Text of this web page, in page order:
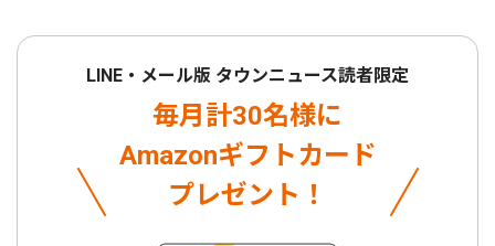
LINE・メール版 タウンニュース読者限定
毎月計30名様に
Amazonギフトカード
プレゼント！